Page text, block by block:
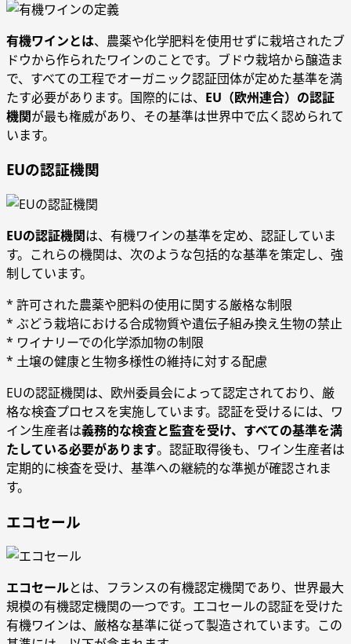
有機ワインとは、農薬や化学肥料を使用せずに栽培されたブ
ドウから作られたワインのことです。ブドウ栽培から醸造ま
で、すべての工程でオーガニック認証団体が定めた基準を満
たす必要があります。国際的には、 EU（欧州連合）の認証
機関が最も権威があり、その基準は世界中で広く認められて
います。
EUの認証機関
EUの認証機関は、有機ワインの基準を定め、認証していま
す。これらの機関は、次のような包括的な基準を策定し、強
制しています。
* 許可された農薬や肥料の使用に関する厳格な制限
* ぶどう栽培における合成物質や遺伝子組み換え生物の禁止
* ワイナリーでの化学添加物の制限
* 土壌の健康と生物多様性の維持に対する配慮
EUの認証機関は、欧州委員会によって認定されており、厳
格な検査プロセスを実施しています。認証を受けるには、ワ
イン生産者は義務的な検査と監査を受け、すべての基準を満
たしている必要があります。認証取得後も、ワイン生産者は
定期的に検査を受け、基準への継続的な準拠が確認されま
す。
エコセール
エコセールとは、フランスの有機認定機関であり、世界最大
規模の有機認定機関の一つです。エコセールの認証を受けた
有機ワインは、厳格な基準に従って製造されています。この